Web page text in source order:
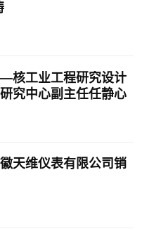
核工业工程研究设计
究中心副主任任静心
天维仪表有限公司销